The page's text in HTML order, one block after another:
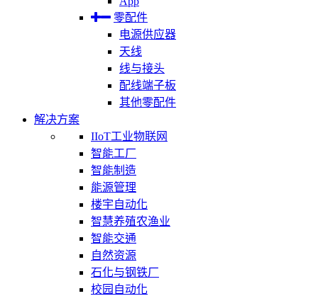
零配件
电源供应器
天线
线与接头
配线端子板
其他零配件
解决方案
IIoT工业物联网
智能工厂
智能制造
能源管理
楼宇自动化
智慧养殖农渔业
智能交通
自然资源
石化与钢铁厂
校园自动化